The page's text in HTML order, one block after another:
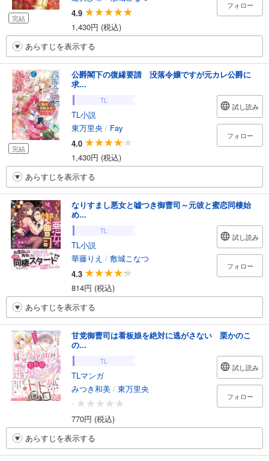
完結
4.9
1,430円 (税込)
フォロー
あらすじを表示する
完結
公爵閣下の復縁要請 没落令嬢ですが元カレ公爵に
求...
TL
TL小説
東万里央 / Fay
4.0
1,430円 (税込)
試し読み
フォロー
あらすじを表示する
なりすまし悪女と嘘つき御曹司～元彼と蜜恋同棲始
め...
TL
TL小説
華藤りえ / 敷城こなつ
4.3
814円 (税込)
試し読み
フォロー
あらすじを表示する
甘党御曹司は看板娘を絶対に逃がさない 栗かのこ
の...
TL
TLマンガ
みつき和美 / 東万里央
-
770円 (税込)
試し読み
フォロー
あらすじを表示する